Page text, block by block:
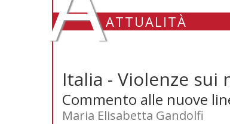
ATTUALITÀ
Italia - Violenze sui
Commento alle nuove
Maria Elisabetta Gandolfi